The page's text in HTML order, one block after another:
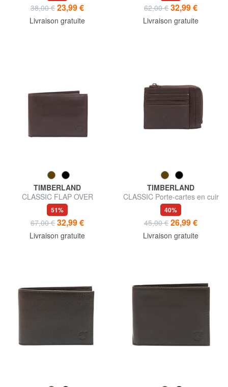
38,00 € 23,99 €
Livraison gratuite
62,00 € 32,99 €
Livraison gratuite
TIMBERLAND
CLASSIC FLAP OVER
Portefeuille en cuir porte-
monnaie
51%
67,00 € 32,99 €
Livraison gratuite
TIMBERLAND
CLASSIC Porte-cartes en cuir
avec porte-monnaie
40%
45,00 € 26,99 €
Livraison gratuite